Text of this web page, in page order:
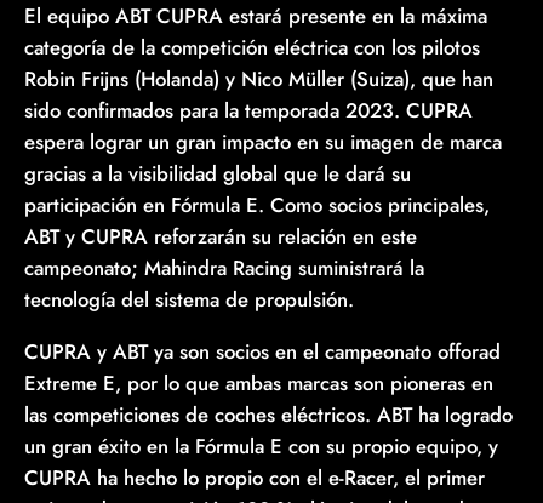
El equipo ABT CUPRA estará presente en la máxima
categoría de la competición eléctrica con los pilotos
Robin Frijns (Holanda) y Nico Müller (Suiza), que han
sido confirmados para la temporada 2023. CUPRA
espera lograr un gran impacto en su imagen de marca
gracias a la visibilidad global que le dará su
participación en Fórmula E. Como socios principales,
ABT y CUPRA reforzarán su relación en este
campeonato; Mahindra Racing suministrará la
tecnología del sistema de propulsión.
CUPRA y ABT ya son socios en el campeonato offorad
Extreme E, por lo que ambas marcas son pioneras en
las competiciones de coches eléctricos. ABT ha logrado
un gran éxito en la Fórmula E con su propio equipo, y
CUPRA ha hecho lo propio con el e-Racer, el primer